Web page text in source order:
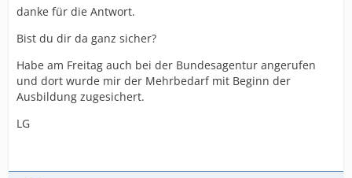
danke für die Antwort.
Bist du dir da ganz sicher?
Habe am Freitag auch bei der Bundesagentur angerufen
und dort wurde mir der Mehrbedarf mit Beginn der
Ausbildung zugesichert.
LG